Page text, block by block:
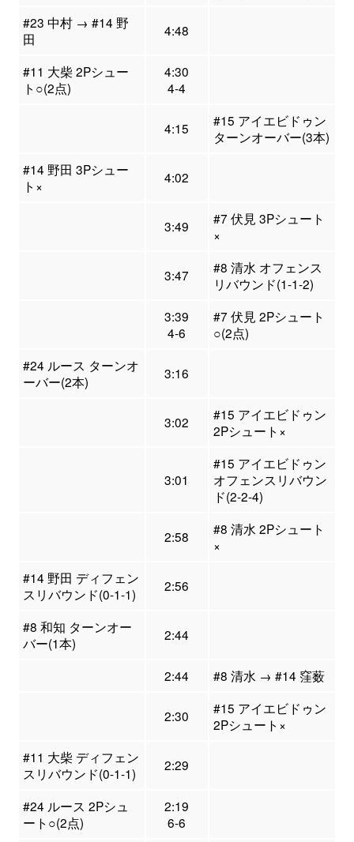
#23 中村 → #14 野
田
4:48
#11 大柴 2Pシュー
ト○(2点)
4:30
4-4
4:15
#15 アイエビドゥン
ターンオーバー(3本)
#14 野田 3Pシュー
ト×
4:02
3:49
#7 伏見 3Pシュート
×
3:47
#8 清水 オフェンス
リバウンド(1-1-2)
3:39
4-6
#7 伏見 2Pシュート
○(2点)
#24 ルース ターンオ
ーバー(2本)
3:16
3:02
#15 アイエビドゥン
2Pシュート×
3:01
#15 アイエビドゥン
オフェンスリバウン
ド(2-2-4)
2:58
#8 清水 2Pシュート
×
#14 野田 ディフェン
スリバウンド(0-1-1)
2:56
#8 和知 ターンオー
バー(1本)
2:44
2:44 #8 清水 → #14 窪薮
2:30
#15 アイエビドゥン
2Pシュート×
#11 大柴 ディフェン
スリバウンド(0-1-1)
2:29
#24 ルース 2Pシュ
ート○(2点)
2:19
6-6